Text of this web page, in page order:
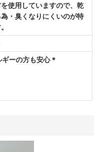
使用していますので、乾
・臭くなりにくいのが特
ーの方も安心＊